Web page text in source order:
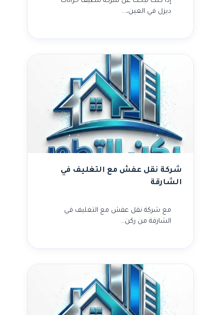
ديزل في العين،…
شركة نقل عفش مع التغليف في
الشارقة
مع شركة نقل عفش مع التغليف في
الشارقة من ركن…